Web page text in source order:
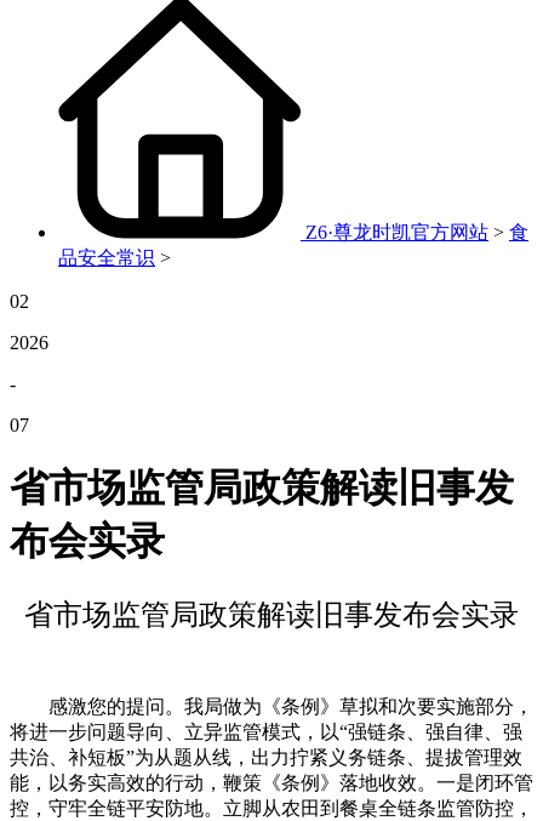
Z6·尊龙时凯官方网站 > 食
品安全常识 >
02
2026
-
07
省市场监管局政策解读旧事发
布会实录
省市场监管局政策解读旧事发布会实录
感激您的提问。我局做为《条例》草拟和次要实施部分，
将进一步问题导向、立异监管模式，以“强链条、强自律、强
共治、补短板”为从题从线，出力拧紧义务链条、提拔管理效
能，以务实高效的行动，鞭策《条例》落地收效。一是闭环管
控，守牢全链平安防地。立脚从农田到餐桌全链条监管防控，